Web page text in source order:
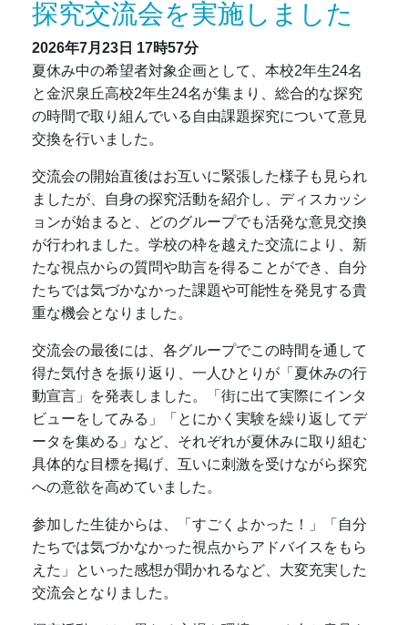
探究交流会を実施しました
2026年7月23日 17時57分
夏休み中の希望者対象企画として、本校2年生24名
と金沢泉丘高校2年生24名が集まり、総合的な探究
の時間で取り組んでいる自由課題探究について意見
交換を行いました。
交流会の開始直後はお互いに緊張した様子も見られ
ましたが、自身の探究活動を紹介し、ディスカッシ
ョンが始まると、どのグループでも活発な意見交換
が行われました。学校の枠を越えた交流により、新
たな視点からの質問や助言を得ることができ、自分
たちでは気づかなかった課題や可能性を発見する貴
重な機会となりました。
交流会の最後には、各グループでこの時間を通して
得た気付きを振り返り、一人ひとりが「夏休みの行
動宣言」を発表しました。「街に出て実際にインタ
ビューをしてみる」「とにかく実験を繰り返してデ
ータを集める」など、それぞれが夏休みに取り組む
具体的な目標を掲げ、互いに刺激を受けながら探究
への意欲を高めていました。
参加した生徒からは、「すごくよかった！」「自分
たちでは気づかなかった視点からアドバイスをもら
えた」といった感想が聞かれるなど、大変充実した
交流会となりました。